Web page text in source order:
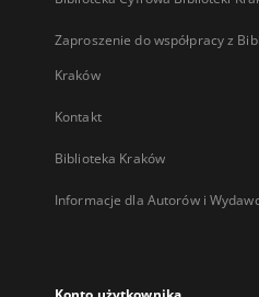
Zaproszenie do współpracy z
Kraków
Kontakt
Biblioteka Kraków
Informacje dla Autorów i